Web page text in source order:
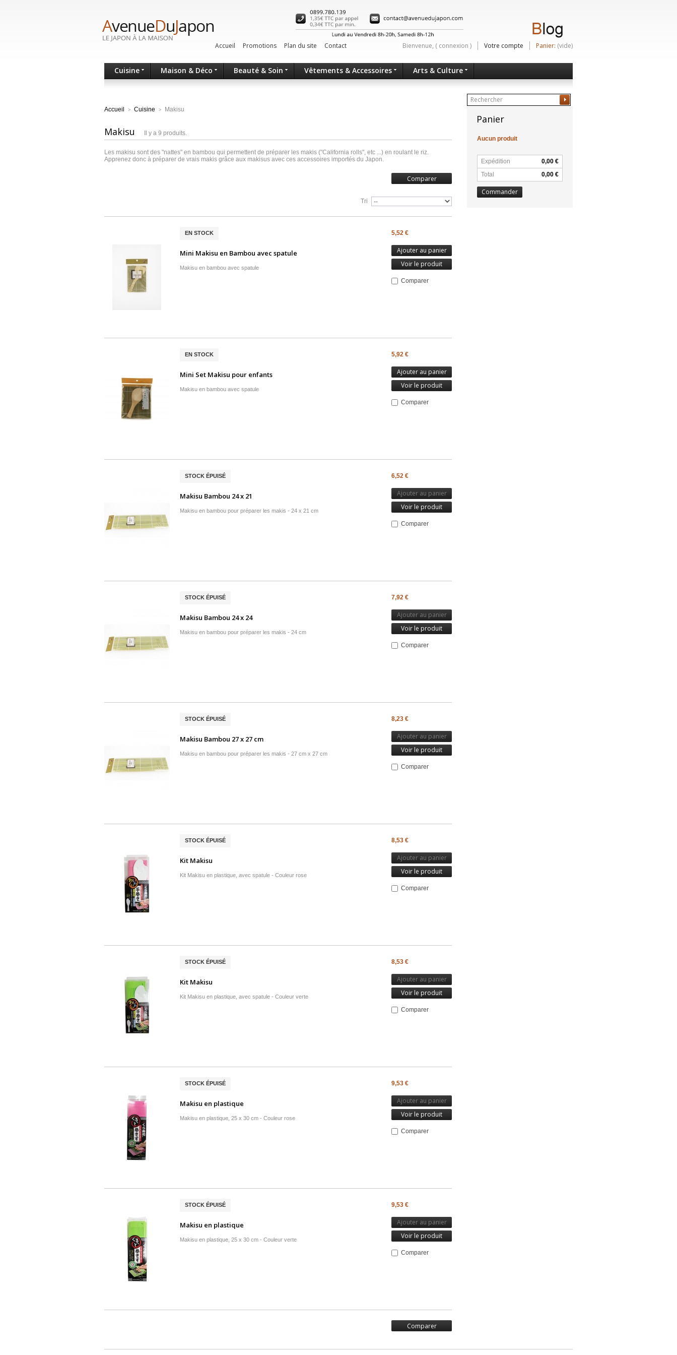
Bienvenue, ( connexion ) Votre compte Panier: (vide)
Accueil Promotions Plan du site Contact
Cuisine Maison & Déco Beauté & Soin Vêtements & Accessoires Arts & Culture
Accueil > Cuisine > Makisu
Makisu Il y a 9 produits.
Les makisu sont des "nattes" en bambou qui permettent de préparer les makis ("California rolls", etc ...) en roulant le riz.
Apprenez donc à préparer de vrais makis grâce aux makisus avec ces accessoires importés du Japon.
Tri
EN STOCK
Mini Makisu en Bambou avec spatule
Makisu en bambou avec spatule
5,52 €
Ajouter au panier
Voir le produit
Comparer
EN STOCK
Mini Set Makisu pour enfants
Makisu en bambou avec spatule
5,92 €
Ajouter au panier
Voir le produit
Comparer
STOCK ÉPUISÉ
Makisu Bambou 24 x 21
Makisu en bambou pour préparer les makis - 24 x 21 cm
6,52 €
Ajouter au panier
Voir le produit
Comparer
STOCK ÉPUISÉ
Makisu Bambou 24 x 24
Makisu en bambou pour préparer les makis - 24 cm
7,92 €
Ajouter au panier
Voir le produit
Comparer
STOCK ÉPUISÉ
Makisu Bambou 27 x 27 cm
Makisu en bambou pour préparer les makis - 27 cm x 27 cm
8,23 €
Ajouter au panier
Voir le produit
Comparer
STOCK ÉPUISÉ
Kit Makisu
Kit Makisu en plastique, avec spatule - Couleur rose
8,53 €
Ajouter au panier
Voir le produit
Comparer
STOCK ÉPUISÉ
Kit Makisu
Kit Makisu en plastique, avec spatule - Couleur verte
8,53 €
Ajouter au panier
Voir le produit
Comparer
STOCK ÉPUISÉ
Makisu en plastique
Makisu en plastique, 25 x 30 cm - Couleur rose
9,53 €
Ajouter au panier
Voir le produit
Comparer
STOCK ÉPUISÉ
Makisu en plastique
Makisu en plastique, 25 x 30 cm - Couleur verte
9,53 €
Ajouter au panier
Voir le produit
Comparer
Panier
Aucun produit
Expédition
0,00 €
Total
0,00 €
Commander